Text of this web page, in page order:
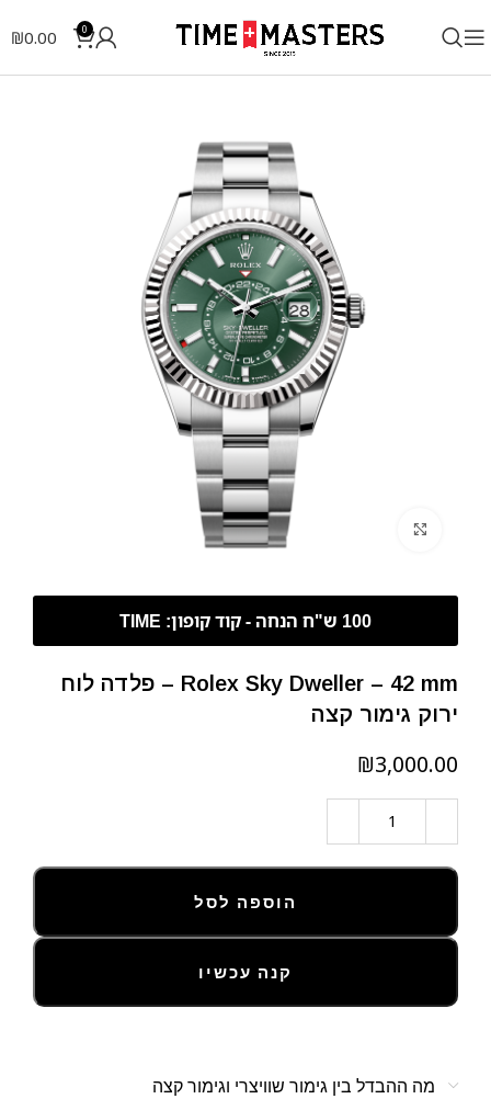
0
₪0.00
Rolex Sky Dweller – 42 mm – פלדה לוח
ירוק גימור קצה
₪
הוספה לסל
קנה עכשיו
מה ההבדל בין גימור שוויצרי וגימור קצה